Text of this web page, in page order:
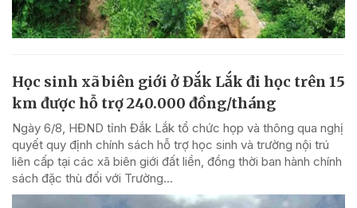
Học sinh xã biên giới ở Đắk Lắk đi học trên 15
km được hỗ trợ 240.000 đồng/tháng
Ngày 6/8, HĐND tỉnh Đắk Lắk tổ chức họp và thông qua nghị
quyết quy định chính sách hỗ trợ học sinh và trường nội trú
liên cấp tại các xã biên giới đất liền, đồng thời ban hành chính
sách đặc thù đối với Trường...